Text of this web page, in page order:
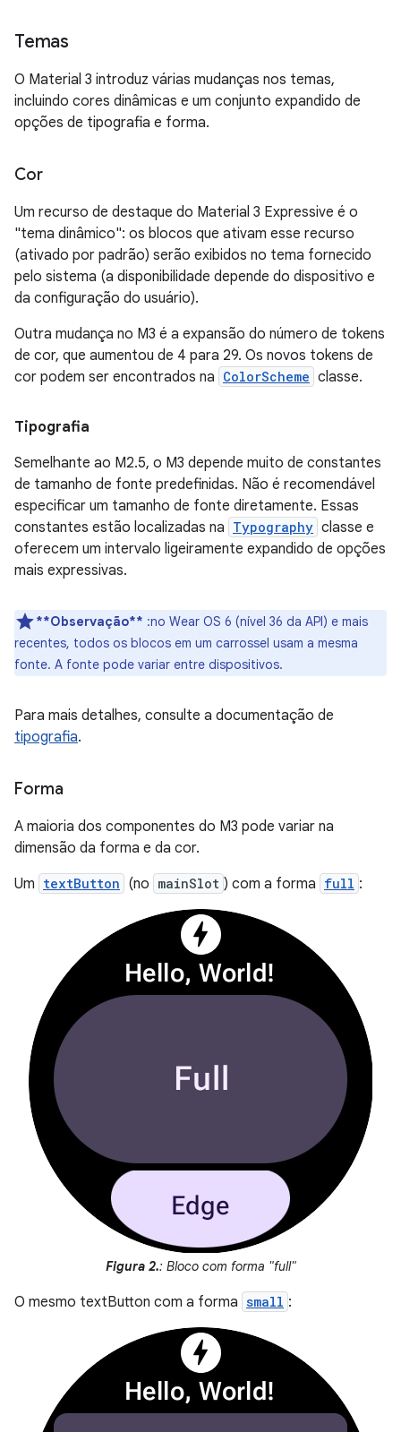
Temas
O Material 3 introduz várias mudanças nos temas,
incluindo cores dinâmicas e um conjunto expandido de
opções de tipografia e forma.
Cor
Um recurso de destaque do Material 3 Expressive é o
"tema dinâmico": os blocos que ativam esse recurso
(ativado por padrão) serão exibidos no tema fornecido
pelo sistema (a disponibilidade depende do dispositivo e
da configuração do usuário).
Outra mudança no M3 é a expansão do número de tokens
de cor, que aumentou de 4 para 29. Os novos tokens de
cor podem ser encontrados na ColorScheme classe.
Tipografia
Semelhante ao M2.5, o M3 depende muito de constantes
de tamanho de fonte predefinidas. Não é recomendável
especificar um tamanho de fonte diretamente. Essas
constantes estão localizadas na Typography classe e
oferecem um intervalo ligeiramente expandido de opções
mais expressivas.
**Observação** :no Wear OS 6 (nível 36 da API) e mais
recentes, todos os blocos em um carrossel usam a mesma
fonte. A fonte pode variar entre dispositivos.
Para mais detalhes, consulte a documentação de
tipografia.
Forma
A maioria dos componentes do M3 pode variar na
dimensão da forma e da cor.
Um textButton (no mainSlot ) com a forma full :
Figura 2.: Bloco com forma "full"
O mesmo textButton com a forma small :